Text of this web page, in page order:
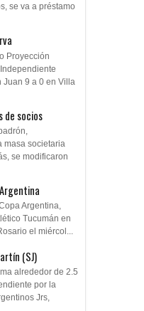
se va a préstamo
Proyección
Juan 9 a 0 en Villa
de socios
masa societaria
se modificaron
Argentina,
Tucumán en
el miércol...
(SJ)
alrededor de 2.5
por la
Jrs,